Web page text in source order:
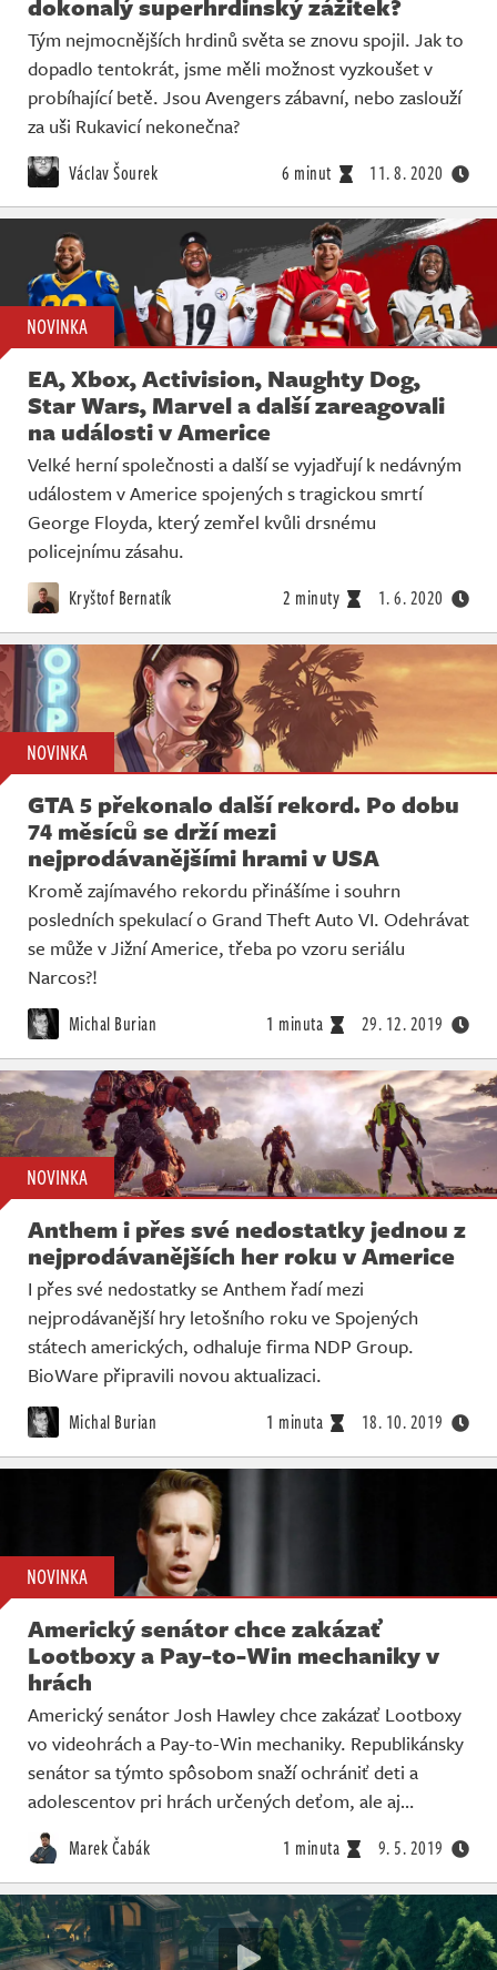
Tým nejmocnějších hrdinů světa se znovu spojil. Jak to
dopadlo tentokrát, jsme měli možnost vyzkoušet v
probíhající betě. Jsou Avengers zábavní, nebo zaslouží
za uši Rukavicí nekonečna?
Václav Šourek 6 minut 11. 8. 2020
NOVINKA
EA, Xbox, Activision, Naughty Dog,
Star Wars, Marvel a další zareagovali
na události v Americe
Velké herní společnosti a další se vyjadřují k nedávným
událostem v Americe spojených s tragickou smrtí
George Floyda, který zemřel kvůli drsnému
policejnímu zásahu.
Kryštof Bernatík 2 minuty 1. 6. 2020
NOVINKA
GTA 5 překonalo další rekord. Po dobu
74 měsíců se drží mezi
nejprodávanějšími hrami v USA
Kromě zajímavého rekordu přinášíme i souhrn
posledních spekulací o Grand Theft Auto VI. Odehrávat
se může v Jižní Americe, třeba po vzoru seriálu
Narcos?!
Michal Burian 1 minuta 29. 12. 2019
NOVINKA
Anthem i přes své nedostatky jednou z
nejprodávanějších her roku v Americe
I přes své nedostatky se Anthem řadí mezi
nejprodávanější hry letošního roku ve Spojených
státech amerických, odhaluje firma NDP Group.
BioWare připravili novou aktualizaci.
Michal Burian 1 minuta 18. 10. 2019
NOVINKA
Americký senátor chce zakázať
Lootboxy a Pay-to-Win mechaniky v
hrách
Americký senátor Josh Hawley chce zakázať Lootboxy
vo videohrách a Pay-to-Win mechaniky. Republikánsky
senátor sa týmto spôsobom snaží ochrániť deti a
adolescentov pri hrách určených deťom, ale aj…
Marek Čabák 1 minuta 9. 5. 2019